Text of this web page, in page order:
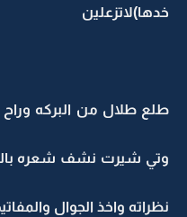
خدها)لاتزعلين
طلع طلال من البركه
وتي شيرت نشف شعره
نظراته واخذ الجوال